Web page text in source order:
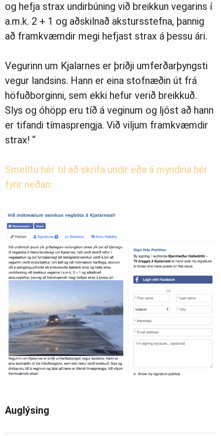
og hefja strax undirbúning við breikkun vegarins í
a.m.k. 2 + 1 og aðskilnað akstursstefna, þannig
að framkvæmdir megi hefjast strax á þessu ári.
Vegurinn um Kjalarnes er þriðji umferðarþyngsti
vegur landsins. Hann er eina stofnæðin út frá
höfuðborginni, sem ekki hefur verið breikkuð.
Slys og óhöpp eru tíð á veginum og ljóst að hann
er tifandi tímasprengja. Við viljum framkvæmdir
strax! “
Smelltu hér til að skrifa undir eða á myndina hér
fyrir neðan:
Auglýsing